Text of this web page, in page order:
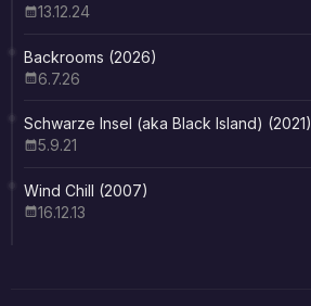
13.12.24
Backrooms (2026)
6.7.26
Schwarze Insel (aka Black Island) (2021)
5.9.21
Wind Chill (2007)
16.12.13